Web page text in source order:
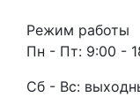
Режим работы
Пн - Пт: 9:00 -
Сб - Вс: